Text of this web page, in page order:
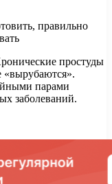
простуды
«вырубаются».
парами
заболеваний.